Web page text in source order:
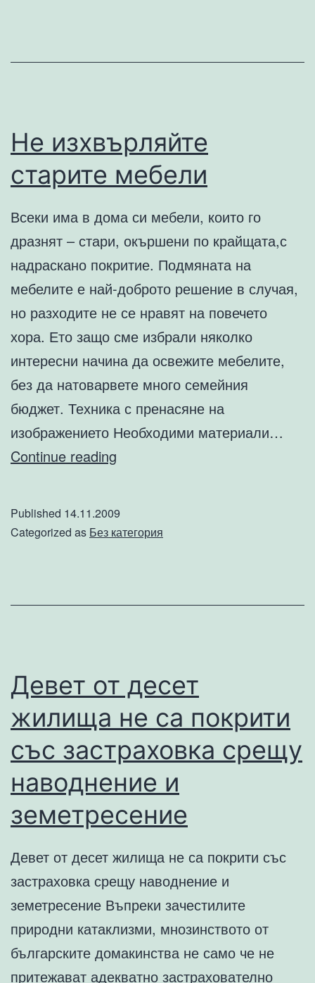
Не изхвърляйте
старите мебели
Всеки има в дома си мебели, които го
дразнят – стари, окършени по крайщата,с
надраскано покритие. Подмяната на
мебелите е най-доброто решение в случая,
но разходите не се нравят на повечето
хора. Ето защо сме избрали няколко
интересни начина да освежите мебелите,
без да натоварвете много семейния
бюджет. Техника с пренасяне на
изображението Необходими материали…
Continue reading
мебели
Published 14.11.2009
Categorized as Без категория
Девет от десет
жилища не са покрити
със застраховка срещу
наводнение и
земетресение
Девет от десет жилища не са покрити със
застраховка срещу наводнение и
земетресение Въпреки зачестилите
природни катаклизми, мнозинството от
българските домакинства не само че не
притежават адекватно застрахователно